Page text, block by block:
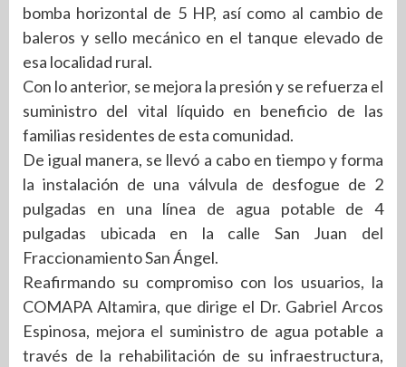
bomba horizontal de 5 HP, así como al cambio de
baleros y sello mecánico en el tanque elevado de
esa localidad rural.
Con lo anterior, se mejora la presión y se refuerza el
suministro del vital líquido en beneficio de las
familias residentes de esta comunidad.
De igual manera, se llevó a cabo en tiempo y forma
la instalación de una válvula de desfogue de 2
pulgadas en una línea de agua potable de 4
pulgadas ubicada en la calle San Juan del
Fraccionamiento San Ángel.
Reafirmando su compromiso con los usuarios, la
COMAPA Altamira, que dirige el Dr. Gabriel Arcos
Espinosa, mejora el suministro de agua potable a
través de la rehabilitación de su infraestructura,